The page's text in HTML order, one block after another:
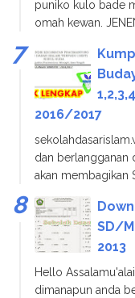
puniko kulo bade
omah kewan.
2016/2017
dan berlangganan
akan membagikan
SD/
2013
Hello
dimanapun anda